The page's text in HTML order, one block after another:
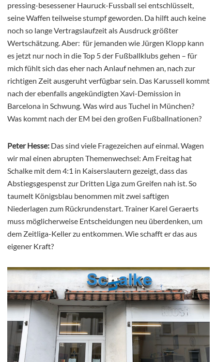
pressing-besessener Hauruck-Fussball sei entschlüsselt,
seine Waffen teilweise stumpf geworden. Da hilft auch keine
noch so lange Vertragslaufzeit als Ausdruck größter
Wertschätzung. Aber: für jemanden wie Jürgen Klopp kann
es jetzt nur noch in die Top 5 der Fußballklubs gehen – für
mich fühlt sich das eher nach Anlauf nehmen an, nach zur
richtigen Zeit ausgeruht verfügbar sein. Das Karussell kommt
nach der ebenfalls angekündigten Xavi-Demission in
Barcelona in Schwung. Was wird aus Tuchel in München?
Was kommt nach der EM bei den großen Fußballnationen?
Peter Hesse: Das sind viele Fragezeichen auf einmal. Wagen
wir mal einen abrupten Themenwechsel: Am Freitag hat
Schalke mit dem 4:1 in Kaiserslautern gezeigt, dass das
Abstiegsgespenst zur Dritten Liga zum Greifen nah ist. So
taumelt Königsblau benommen mit zwei saftigen
Niederlagen zum Rückrundenstart. Trainer Karel Geraerts
muss möglicherweise Entscheidungen neu überdenken, um
dem Zeitliga-Keller zu entkommen. Wie schafft er das aus
eigener Kraft?